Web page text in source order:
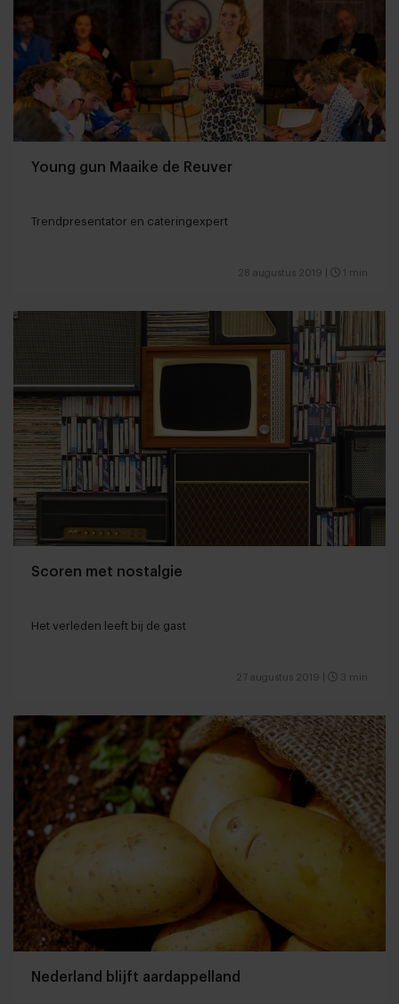
Young gun Maaike de Reuver
Trendpresentator en cateringexpert
28 augustus 2019 1 min
Scoren met nostalgie
Het verleden leeft bij de gast
27 augustus 2019 3 min
Nederland blijft aardappelland